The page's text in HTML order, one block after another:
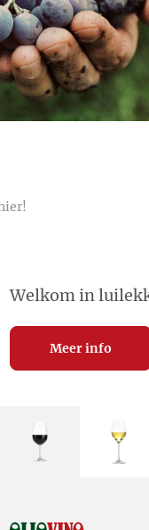
Elke dag een stukje
ingrediënten.
Welkom in
Meer info